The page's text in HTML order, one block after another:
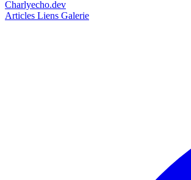
Charlyecho.dev
Articles Liens Galerie